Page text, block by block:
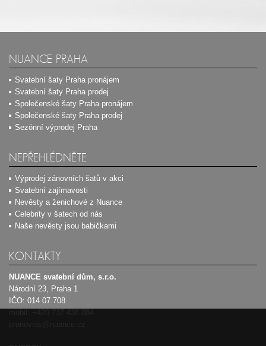
NUANCE PRAHA
Svatební šaty Praha pronájem
Svatební šaty Praha prodej
Společenské šaty Praha pronájem
Společenské šaty Praha prodej
Sezónní výprodej Praha
NEPŘEHLÉDNĚTE
Výprodej zánovních šatů v akci
Svatební zajímavosti
Nevěsty a ženichové z Nuance
Celebrity v šatech od nás
Naše nevěsty jsou babičkami
KONTAKTY
NUANCE svatební dům, s.r.o.
Národní 23, Praha 1
IČO: 014 07 708